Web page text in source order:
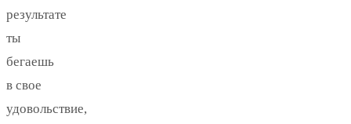
результате
ты
бегаешь
в свое
удовольствие,